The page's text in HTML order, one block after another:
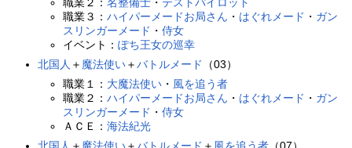
職業３：ハイパーメードお局さん ・ はぐれメード ・ ガン
スリンガーメード ・侍女
イベント：ぽち王女の巡幸
北国人 ＋ 魔法使い＋バトルメード
（03）
職業１： 大魔法使い ・ 風を追う者
職業２：ハイパーメードお局さん ・ はぐれメード ・ ガン
スリンガーメード ・侍女
ＡＣＥ：海法紀光